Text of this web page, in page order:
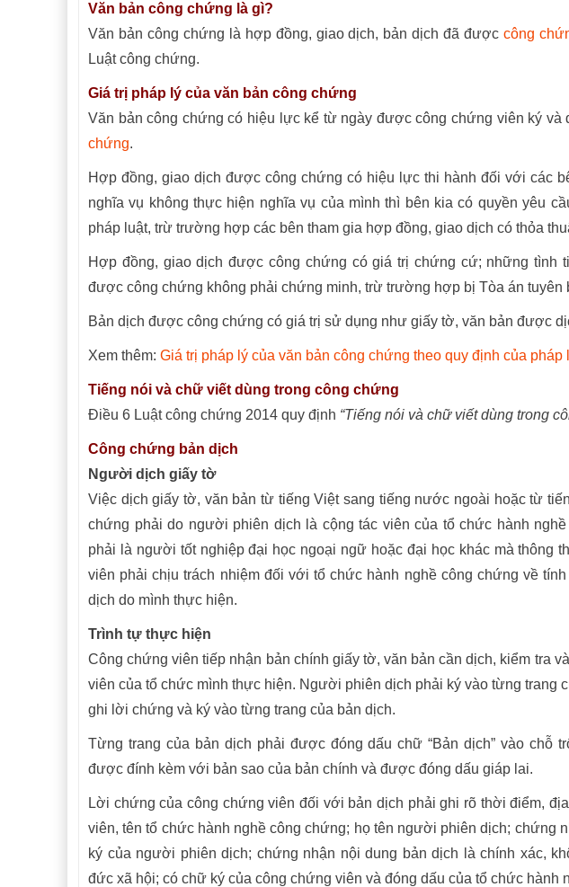
Văn bản công chứng là gì?
Văn bản công chứng là hợp đồng, giao dịch, bản dịch đã đượccông
Luật công chứng.
Giá trị pháp lý của văn bản công chứng
Văn bản công chứng có hiệu lực kể từ ngày được công chứng viên ký và
chứng.
Hợp đồng, giao dịch được công chứng có hiệu lực thi hành đối với các
nghĩa vụ không thực hiện nghĩa vụ của mình thì bên kia có quyền yêu
pháp luật, trừ trường hợp các bên tham gia hợp đồng, giao dịch có thỏa
Hợp đồng, giao dịch được công chứng có giá trị chứng cứ; những tình
được công chứng không phải chứng minh, trừ trường hợp bị Tòa án tuyên
Bản dịch được công chứng có giá trị sử dụng như giấy tờ, văn bản được
Xem thêm: Giá trị pháp lý của văn bản công chứng theo quy định của pháp
Tiếng nói và chữ viết dùng trong công chứng
Điều 6 Luật công chứng 2014 quy định “Tiếng nói và chữ viết dùng trong
Công chứng bản dịch
Người dịch giấy tờ
Việc dịch giấy tờ, văn bản từ tiếng Việt sang tiếng nước ngoài hoặc từ
chứng phải do người phiên dịch là cộng tác viên của tổ chức hành
phải là người tốt nghiệp đại học ngoại ngữ hoặc đại học khác mà thông
viên phải chịu trách nhiệm đối với tổ chức hành nghề công chứng về
dịch do mình thực hiện.
Trình tự thực hiện
Công chứng viên tiếp nhận bản chính giấy tờ, văn bản cần dịch, kiểm tra
viên của tổ chức mình thực hiện. Người phiên dịch phải ký vào từng trang
ghi lời chứng và ký vào từng trang của bản dịch.
Từng trang của bản dịch phải được đóng dấu chữ “Bản dịch” vào chỗ
được đính kèm với bản sao của bản chính và được đóng dấu giáp lai.
Lời chứng của công chứng viên đối với bản dịch phải ghi rõ thời điểm,
viên, tên tổ chức hành nghề công chứng; họ tên người phiên dịch; chứng
ký của người phiên dịch; chứng nhận nội dung bản dịch là chính xác,
đức xã hội; có chữ ký của công chứng viên và đóng dấu của tổ chức hành